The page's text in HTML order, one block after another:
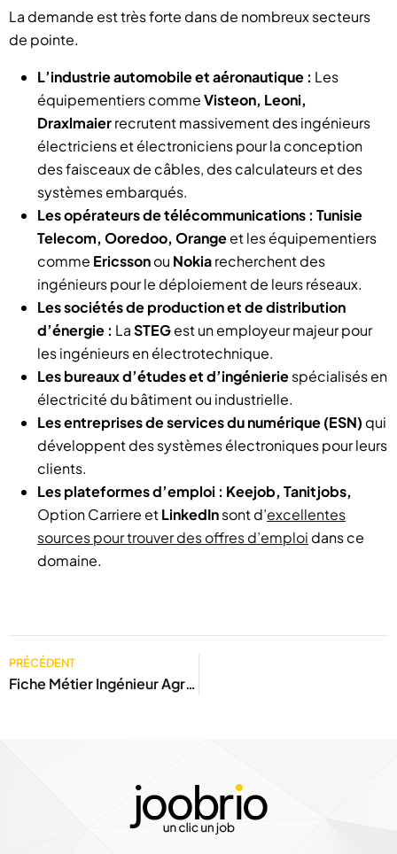
La demande est très forte dans de nombreux secteurs
de pointe.
L’industrie automobile et aéronautique : Les
équipementiers commeVisteon, Leoni,
Draxlmaierrecrutent massivement des ingénieurs
électriciens et électroniciens pour la conception
des faisceaux de câbles, des calculateurs et des
systèmes embarqués.
Les opérateurs de télécommunications : Tunisie
Telecom, Ooredoo, Orangeet les équipementiers
comme Ericssonou Nokiarecherchent des
ingénieurs pour le déploiement de leurs réseaux.
Les sociétés de production et de distribution
d’énergie : LaSTEGest un employeur majeur pour
les ingénieurs en électrotechnique.
Les bureaux d’études et d’ingénieriespécialisés en
électricité du bâtiment ou industrielle.
Les entreprises de services du numérique (ESN) qui
développent des systèmes électroniques pour leurs
clients.
Les plateformes d’emploi : Keejob, Tanitjobs,
Option Carriere etLinkedInsont d’excellentes
sources pour trouver des offres d’emploi dans ce
domaine.
PRÉCÉDENT
Fiche Métier Ingénieur Agronome en Tunisie